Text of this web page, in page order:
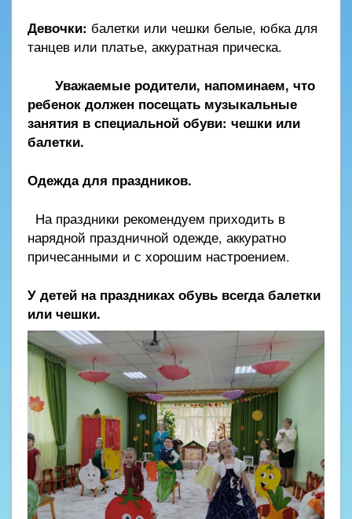
Девочки: балетки или чешки белые, юбка для
танцев или платье, аккуратная прическа.
Уважаемые родители, напоминаем, что
ребенок должен посещать музыкальные
занятия в специальной обуви: чешки или
балетки.
Одежда для праздников.
На праздники рекомендуем приходить в
нарядной праздничной одежде, аккуратно
причесанными и с хорошим настроением.
У детей на праздниках обувь всегда балетки
или чешки.